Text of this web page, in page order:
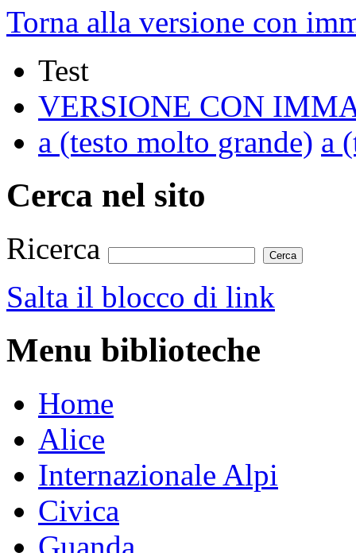
Torna alla versione con
Test
VERSIONE CON
a (testo molto grande) a
Cerca nel sito
Ricerca
Salta il blocco di link
Menu biblioteche
Home
Alice
Internazionale Alpi
Civica
Guanda